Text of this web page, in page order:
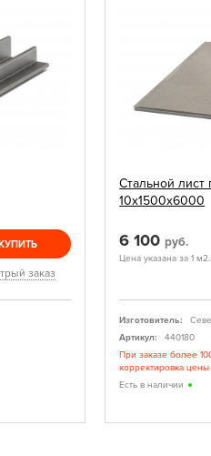
заказ
Стальной лист
10х1500х6000
6 100 руб.
Цена указана за 1 м2.
Изготовитель:
Артикул:
440180
При заказе более
корректировка
Есть в наличии